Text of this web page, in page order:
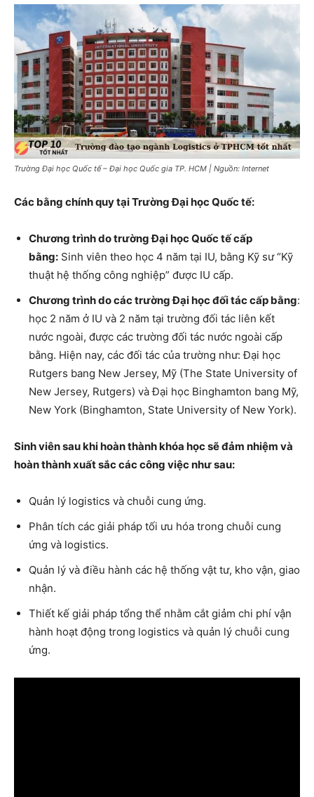
Trường Đại học Quốc tế – Đại học Quốc gia TP. HCM | Nguồn: Internet
Các bằng chính quy tại Trường Đại học Quốc tế:
Chương trình do trường Đại học Quốc tế cấp
bằng: Sinh viên theo học 4 năm tại IU, bằng Kỹ sư “Kỹ
thuật hệ thống công nghiệp” được IU cấp.
Chương trình do các trường Đại học đối tác cấp bằng:
học 2 năm ở IU và 2 năm tại trường đối tác liên kết
nước ngoài, được các trường đối tác nước ngoài cấp
bằng. Hiện nay, các đối tác của trường như: Đại học
Rutgers bang New Jersey, Mỹ (The State University of
New Jersey, Rutgers) và Đại học Binghamton bang Mỹ,
New York (Binghamton, State University of New York).
Sinh viên sau khi hoàn thành khóa học sẽ đảm nhiệm và
hoàn thành xuất sắc các công việc như sau:
Quản lý logistics và chuỗi cung ứng.
Phân tích các giải pháp tối ưu hóa trong chuỗi cung
ứng và logistics.
Quản lý và điều hành các hệ thống vật tư, kho vận, giao
nhận.
Thiết kế giải pháp tổng thể nhằm cắt giảm chi phí vận
hành hoạt động trong logistics và quản lý chuỗi cung
ứng.